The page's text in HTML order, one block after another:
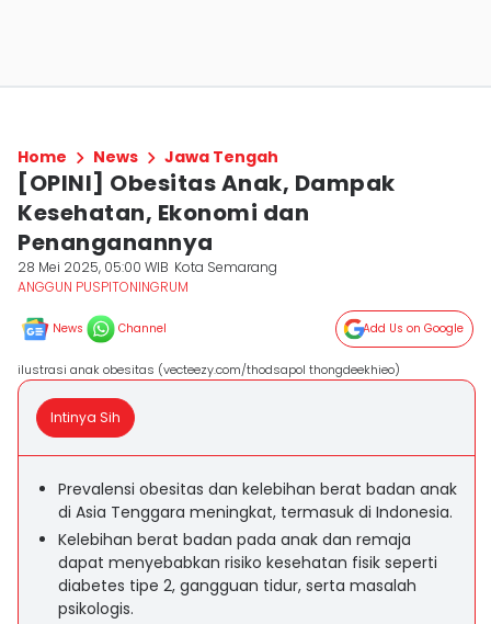
Home News Jawa Tengah
[OPINI] Obesitas Anak, Dampak
Kesehatan, Ekonomi dan
Penanganannya
28 Mei 2025, 05:00 WIB Kota Semarang
ANGGUN PUSPITONINGRUM
News Channel Add Us on Google
ilustrasi anak obesitas (vecteezy.com/thodsapol thongdeekhieo)
Intinya Sih
Prevalensi obesitas dan kelebihan berat badan anak
di Asia Tenggara meningkat, termasuk di Indonesia.
Kelebihan berat badan pada anak dan remaja
dapat menyebabkan risiko kesehatan fisik seperti
diabetes tipe 2, gangguan tidur, serta masalah
psikologis.